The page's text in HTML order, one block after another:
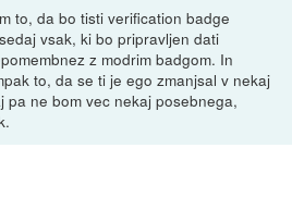
to, da bo tisti verification badge
vsak, ki bo pripravljen dati
z modrim badgom. In
to, da se ti je ego zmanjsal v nekaj
pa ne bom vec nekaj posebnega,